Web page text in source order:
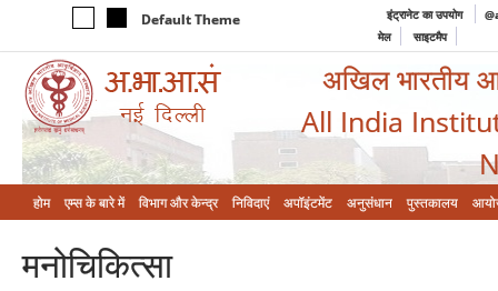
Default Theme इंट्रानेट का उपयोग
मेल
साइटमैप
अखिल भारतीय
All India
होम एम्‍स के बारे में विभाग और केन्‍द्र निविदाएं अपॉइंटमेंट अनुसंधान पुस्तकालय
मनोचिकित्‍सा